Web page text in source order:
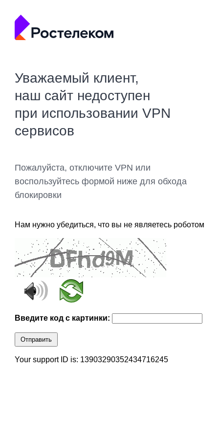
Уважаемый клиент,
наш сайт недоступен
при использовании VPN
сервисов
Пожалуйста, отключите VPN или
воспользуйтесь формой ниже для обхода
блокировки
Нам нужно убедиться, что вы не являетесь роботом
Введите код с картинки:
Отправить
Your support ID is: 13903290352434716245